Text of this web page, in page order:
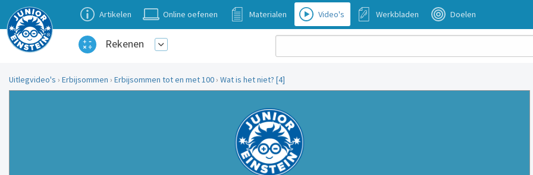
Artikelen Online oefenen Materialen Video's Werkbladen Doelen
Rekenen
Uitlegvideo's › Erbijsommen › Erbijsommen tot en met 100 › Wat is het niet? [4]